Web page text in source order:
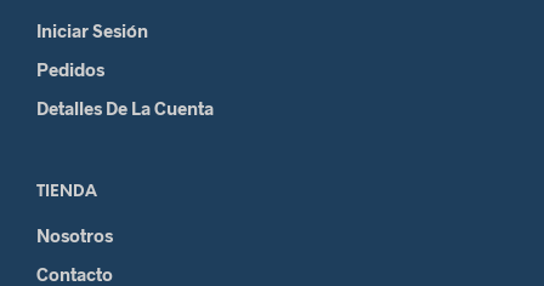
Iniciar Sesión
Pedidos
Detalles De La Cuenta
TIENDA
Nosotros
Contacto